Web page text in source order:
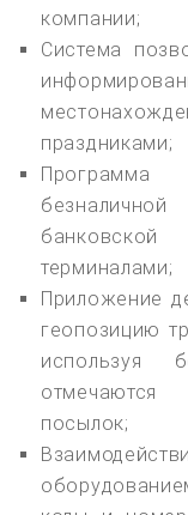
компании;
Система
праздниками;
Программа
терминалами;
Приложение
геопозицию
используя
отмечаются
посылок;